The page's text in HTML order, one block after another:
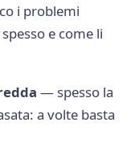
i problemi
e come li
— spesso la
a volte basta